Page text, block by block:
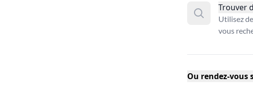
Trouver
Utilisez
vous
Ou rendez-vous